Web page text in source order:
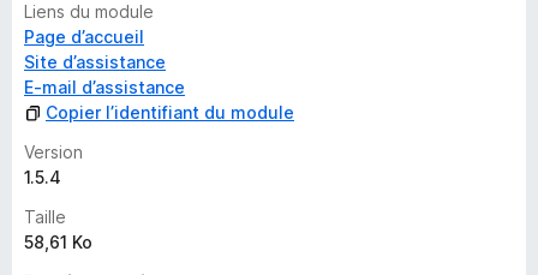
a
n
t
Liens du module
Page d’accueil
Site d’assistance
E-mail d’assistance
Copier l’identifiant du module
Version
1.5.4
Taille
58,61 Ko